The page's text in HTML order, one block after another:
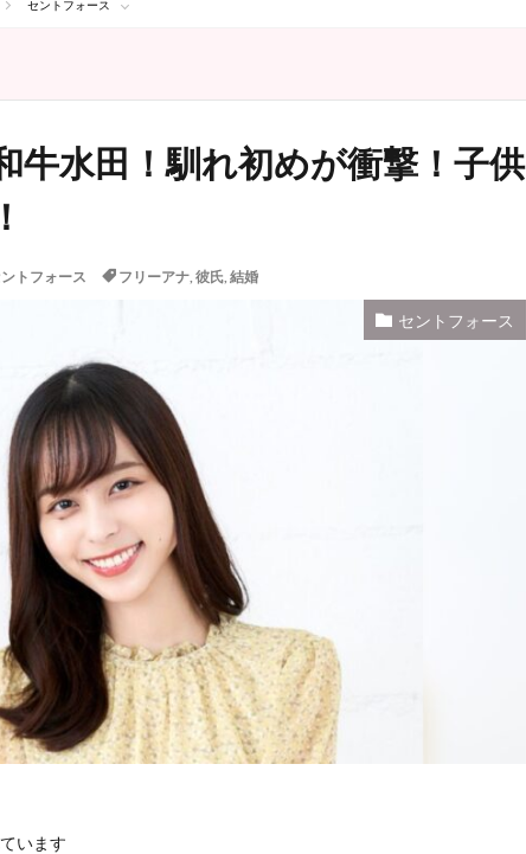
セントフォース
牛水田！馴れ初めが衝撃！子供
トフォース フリーアナ, 彼氏, 結婚
セントフォース
います